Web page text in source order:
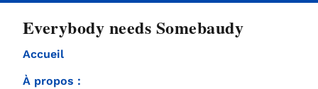
Everybody needs Somebaudy
Accueil
À propos :